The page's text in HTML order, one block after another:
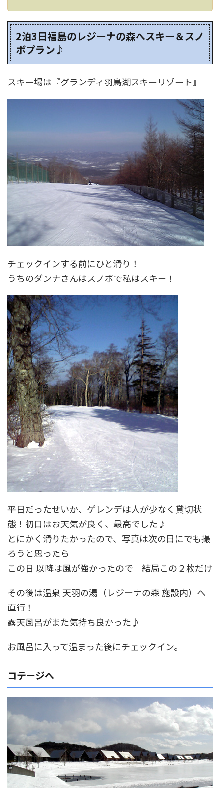
2泊3日福島のレジーナの森へスキー＆スノ
ボプラン♪
スキー場は『グランディ羽鳥湖スキーリゾート』
チェックインする前にひと滑り！
うちのダンナさんはスノボで私はスキー！
平日だったせいか、ゲレンデは人が少なく貸切状
態！初日はお天気が良く、最高でした♪
とにかく滑りたかったので、写真は次の日にでも撮
ろうと思ったら
この日 以降は風が強かったので 結局この２枚だけ
その後は温泉 天羽の湯（レジーナの森 施設内）へ
直行！
露天風呂がまた気持ち良かった♪
お風呂に入って温まった後にチェックイン。
コテージへ